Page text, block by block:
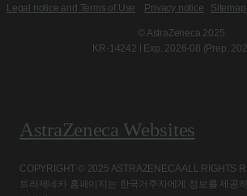
Legal notice and Terms of Use Privacy notice Sitemap
© AstraZeneca 2025
KR-14242 l Exp. 2026-08 (Prep.
AstraZeneca Websites
COPYRIGHT © 2025 ASTRAZENECA ALL RIGHTS
트라제네카 홈페이지는 한국거주자에게 정보를 제공